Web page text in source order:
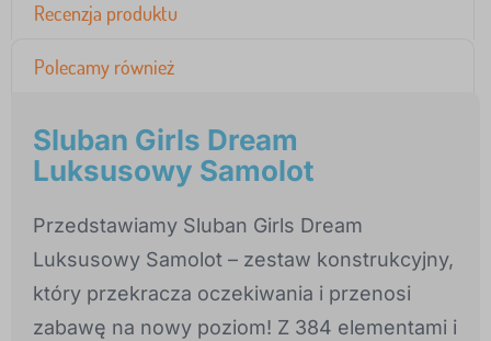
Recenzja produktu
Polecamy również
Sluban Girls Dream
Luksusowy Samolot
Przedstawiamy Sluban Girls Dream
Luksusowy Samolot – zestaw konstrukcyjny,
który przekracza oczekiwania i przenosi
zabawę na nowy poziom! Z 384 elementami i